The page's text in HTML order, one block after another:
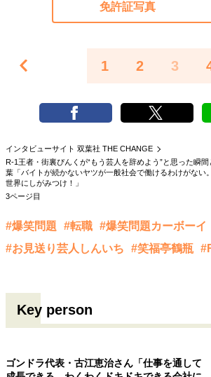
免許証写真
1 2 3
インタビューサイト 双葉社 THE CHANGE
R-1王者・街裏ぴんくが“もう芸人を辞めよう”と思った瞬
葉「バイトが続かないヤツが一般社会で働けるわけがない
世界にしがみつけ！」
3ページ目
#爆笑問題 #転職 #爆笑問題カーボーイ
#お見送り芸人しんいち
#笑福亭鶴瓶
Key person
ゴンドラ代表・古江恵治さん「仕事を通して